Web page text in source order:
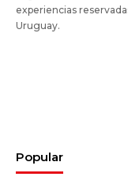
experiencias
Uruguay.
Popular